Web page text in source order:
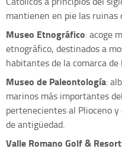
mantienen en pie las ruinas
Museo Etnográfico: acoge
etnográfico, destinados a
habitantes de la comarca
Museo de Paleontología:
marinos más importantes
pertenecientes al Plioceno
de antigüedad.
Valle Romano Golf & Resort